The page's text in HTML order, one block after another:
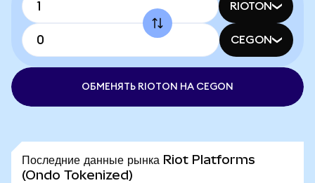
RIOTON
CEGON
ОБМЕНЯТЬ RIOTON НА CEGON
Последние данные рынка Riot Platforms
(Ondo Tokenized)